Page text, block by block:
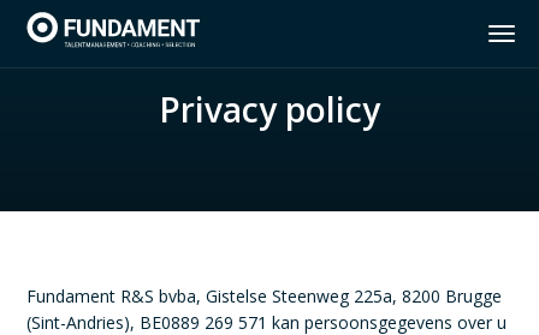
Home
Vacatures
Privacy policy
Fundament R&S bvba, Gistelse Steenweg 225a, 8200 Brugge
(Sint-Andries), BE0889 269 571 kan persoonsgegevens over u